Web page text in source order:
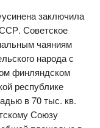
заключила
Советское
чаяниям
народа с
финляндском
республике
в 70 тыс. кв.
Союзу